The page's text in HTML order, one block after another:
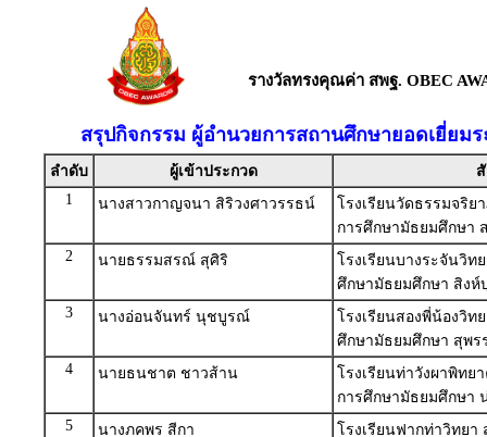
รางวัลทรงคุณค่า สพฐ. OBEC
สรุปกิจกรรม ผู้อำนวยการสถานศึกษายอดเยี่ย
ลำดับ ผู้เข้าประกวด
1
นางสาวกาญจนา สิริวงศาวรรธน์
โรงเรียนวัดธรรมจริ
การศึกษามัธยมศึกษา
2
นายธรรมสรณ์ สุศิริ
โรงเรียนบางระจันวิ
ศึกษามัธยมศึกษา สิงห์
3
นางอ่อนจันทร์ นุชบูรณ์
โรงเรียนสองพี่น้องวิ
ศึกษามัธยมศึกษา สุพ
4
นายธนชาต ชาวส้าน
โรงเรียนท่าวังผาพิท
การศึกษามัธยมศึกษา
5
นางภคพร สีกา
โรงเรียนฟากท่าวิทย